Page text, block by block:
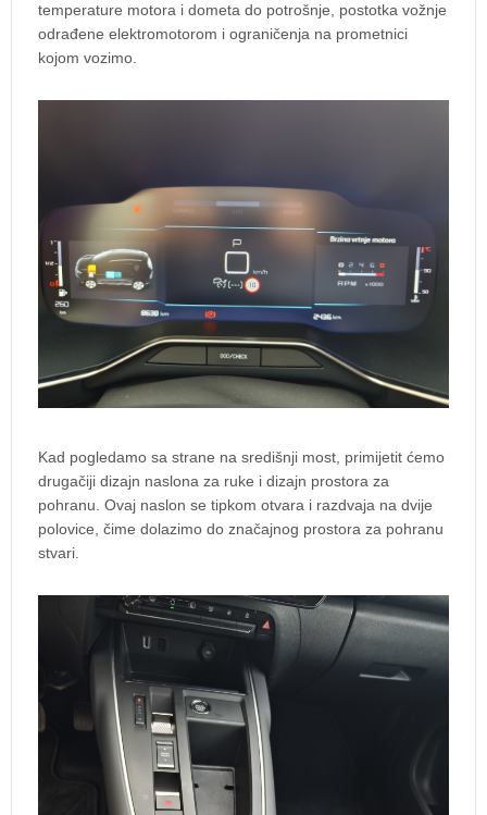
temperature motora i dometa do potrošnje, postotka vožnje
odrađene elektromotorom i ograničenja na prometnici
kojom vozimo.
Kad pogledamo sa strane na središnji most, primijetit ćemo
drugačiji dizajn naslona za ruke i dizajn prostora za
pohranu. Ovaj naslon se tipkom otvara i razdvaja na dvije
polovice, čime dolazimo do značajnog prostora za pohranu
stvari.